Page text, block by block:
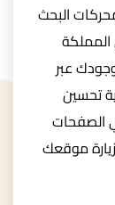
البحث
عبر
تحسين
الصفحات
موقعك